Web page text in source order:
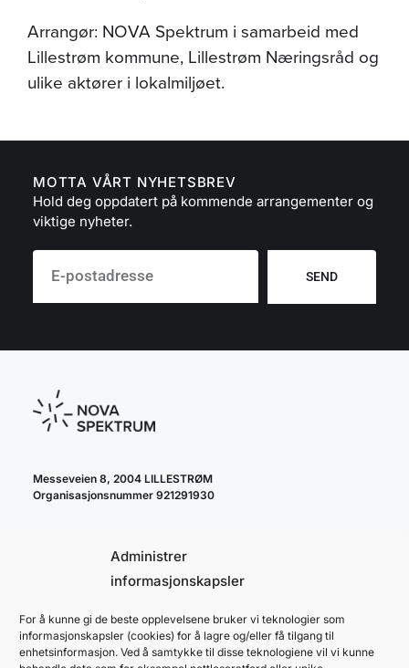
Administrer
informasjonskapsler
For å kunne gi de beste opplevelsene bruker vi teknologier som
informasjonskapsler (cookies) for å lagre og/eller få tilgang til
enhetsinformasjon. Ved å samtykke til disse teknologiene vil vi kunne
Arrangør: NOVA Spektrum i samarbeid med
Lillestrøm kommune, Lillestrøm Næringsråd og
ulike aktører i lokalmiljøet.
MOTTA VÅRT NYHETSBREV
Hold deg oppdatert på kommende arrangementer og
viktige nyheter.
SEND
Messeveien 8, 2004 LILLESTRØM
Organisasjonsnummer 921291930
cookie policy
personvernerklæring